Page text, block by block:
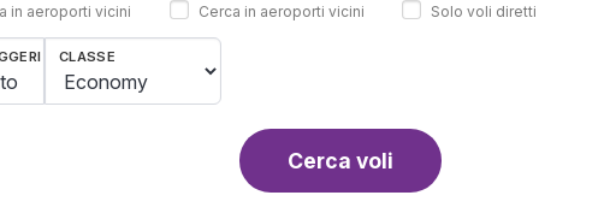
in aeroporti vicini Cerca in aeroporti vicini Solo voli diretti
CLASSE
Cerca voli